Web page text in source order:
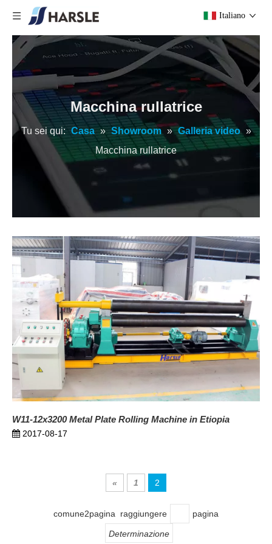
Italiano
Macchina rullatrice
Tu sei qui: Casa » Showroom » Galleria video »
Macchina rullatrice
W11-12x3200 Metal Plate Rolling Machine in Etiopia
2017-08-17
« 1 2
comune2pagina raggiungere pagina
Determinazione